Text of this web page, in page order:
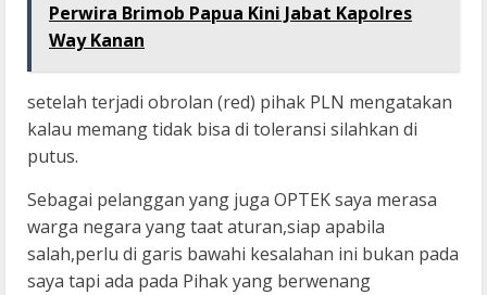
Perwira Brimob Papua Kini Jabat Kapolres
Way Kanan
setelah terjadi obrolan (red) pihak PLN mengatakan
kalau memang tidak bisa di toleransi silahkan di
putus.
Sebagai pelanggan yang juga OPTEK saya merasa
warga negara yang taat aturan,siap apabila
salah,perlu di garis bawahi kesalahan ini bukan pada
saya tapi ada pada Pihak yang berwenang